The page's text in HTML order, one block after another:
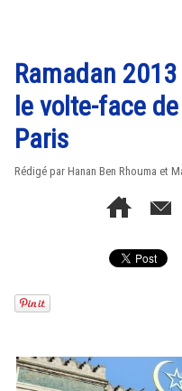
Ramadan
le volte-face
Paris
Rédigé par Hanan Ben Rhouma et